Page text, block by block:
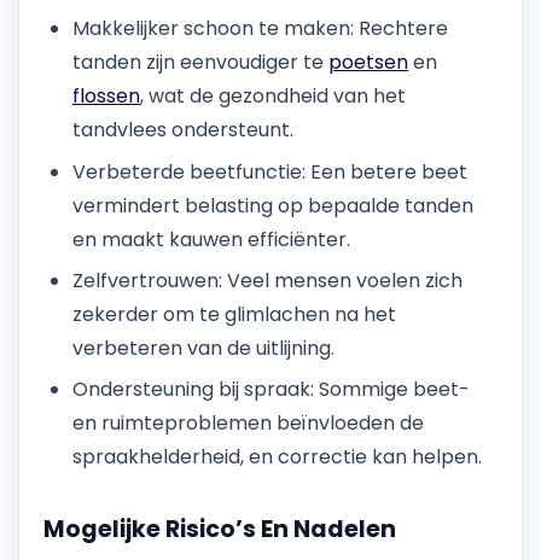
Makkelijker schoon te maken: Rechtere
tanden zijn eenvoudiger te poetsenen
flossen, wat de gezondheid van het
tandvlees ondersteunt.
Verbeterde beetfunctie: Een betere beet
vermindert belasting op bepaalde tanden
en maakt kauwen efficiënter.
Zelfvertrouwen: Veel mensen voelen zich
zekerder om te glimlachen na het
verbeteren van de uitlijning.
Ondersteuning bij spraak: Sommige beet-
en ruimteproblemen beïnvloeden de
spraakhelderheid, en correctie kan helpen.
Mogelijke Risico’s En Nadelen